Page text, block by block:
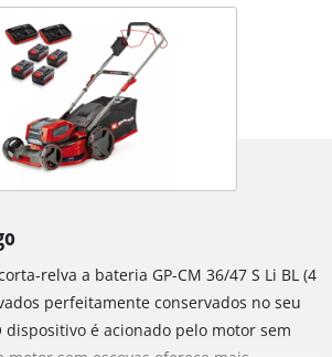
relva a bateria GP-CM 36/47 S Li BL (4
perfeitamente conservados no seu
é acionado pelo motor sem